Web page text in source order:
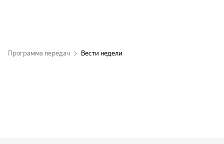
Программа передач Вести недели